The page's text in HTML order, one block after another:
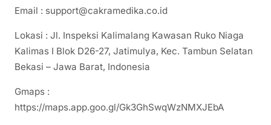
Email : support@cakramedika.co.id
Lokasi : Jl. Inspeksi Kalimalang Kawasan Ruko Niaga
Kalimas I Blok D26-27, Jatimulya, Kec. Tambun Selatan
Bekasi – Jawa Barat, Indonesia
Gmaps :
https://maps.app.goo.gl/Gk3GhSwqWzNMXJEbA